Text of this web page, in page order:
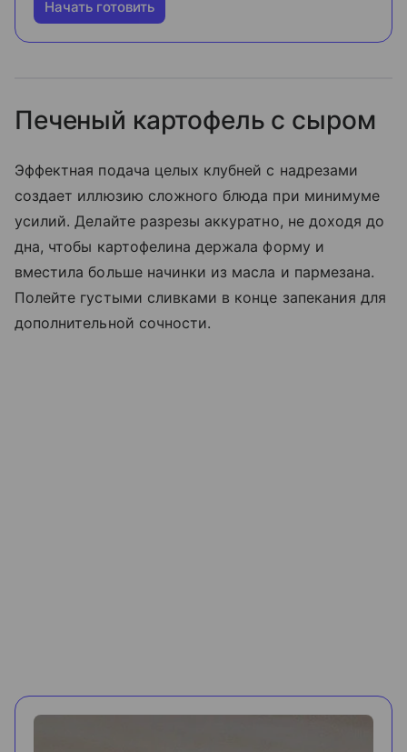
Начать готовить
Печеный картофель с сыром
Эффектная подача целых клубней с надрезами
создает иллюзию сложного блюда при минимуме
усилий. Делайте разрезы аккуратно, не доходя до
дна, чтобы картофелина держала форму и
вместила больше начинки из масла и пармезана.
Полейте густыми сливками в конце запекания для
дополнительной сочности.